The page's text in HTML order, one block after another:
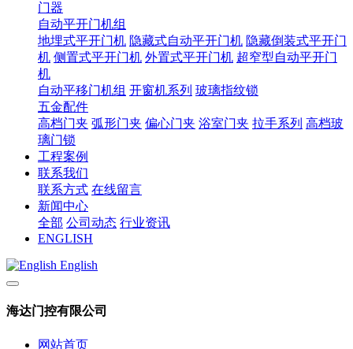
门器
自动平开门机组
地埋式平开门机 隐藏式自动平开门机 隐藏倒装式平开门
机 侧置式平开门机 外置式平开门机 超窄型自动平开门
机
自动平移门机组 开窗机系列 玻璃指纹锁
五金配件
高档门夹 弧形门夹 偏心门夹 浴室门夹 拉手系列 高档玻
璃门锁
工程案例
联系我们
联系方式 在线留言
新闻中心
全部 公司动态 行业资讯
ENGLISH
English
海达门控有限公司
网站首页